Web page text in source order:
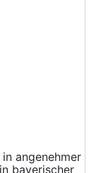
angenehmer
bayerischer